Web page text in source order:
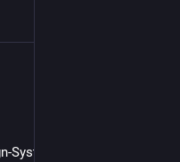
System für die